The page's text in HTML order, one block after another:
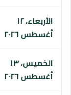
الأربعاء، ١٢
أغسطس ٢٠٢٦
الخميس، ١٣
أغسطس ٢٠٢٦